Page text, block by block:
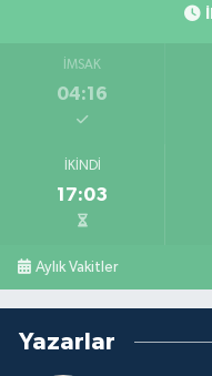
İMSAK
04:16
İKINDI
17:03
Aylık Vakitler
Yazarlar